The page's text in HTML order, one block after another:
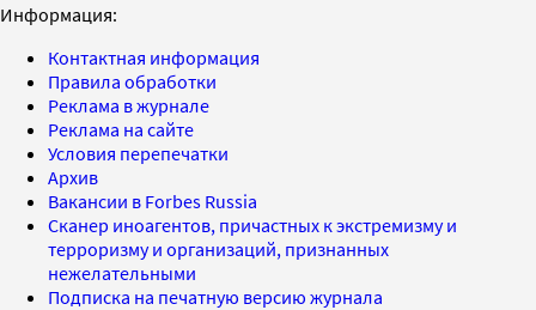
Информация:
Контактная информация
Правила обработки
Реклама в журнале
Реклама на сайте
Условия перепечатки
Архив
Вакансии в Forbes Russia
Сканер иноагентов, причастных к экстремизму и
терроризму и организаций, признанных
нежелательными
Подписка на печатную версию журнала